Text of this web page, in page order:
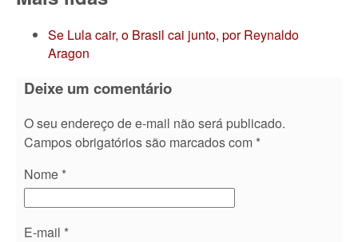
Se Lula cair, o Brasil cai junto, por Reynaldo
Aragon
Deixe um comentário
O seu endereço de e-mail não será publicado.
Campos obrigatórios são marcados com *
Nome *
E-mail *